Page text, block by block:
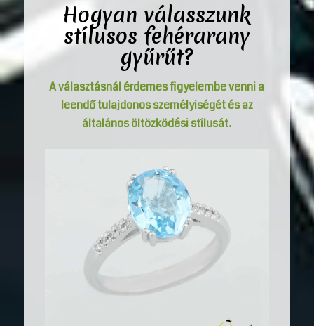
Hogyan válasszunk
stílusos fehérarany
gyűrűt?
A választásnál érdemes figyelembe venni a
leendő tulajdonos személyiségét és az
általános öltözködési stílusát.